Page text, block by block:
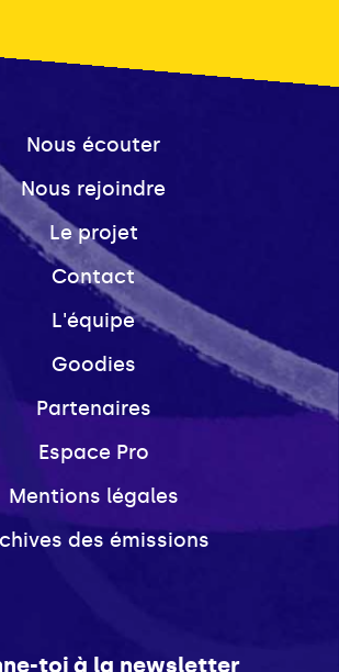
Nous écouter
Nous rejoindre
Le projet
Contact
L'équipe
Goodies
Partenaires
Espace Pro
Mentions légales
des émissions
toi à la newsletter